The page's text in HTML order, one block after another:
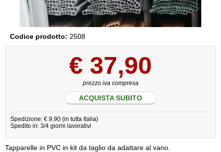
Codice prodotto: 2508
€ 37,90
prezzo iva compresa
ACQUISTA SUBITO
Spedizione: € 9,90 (in tutta Italia)
Spedito in: 3/4 giorni lavorativi
Tapparelle in PVC in kit da taglio da adattare al vano.